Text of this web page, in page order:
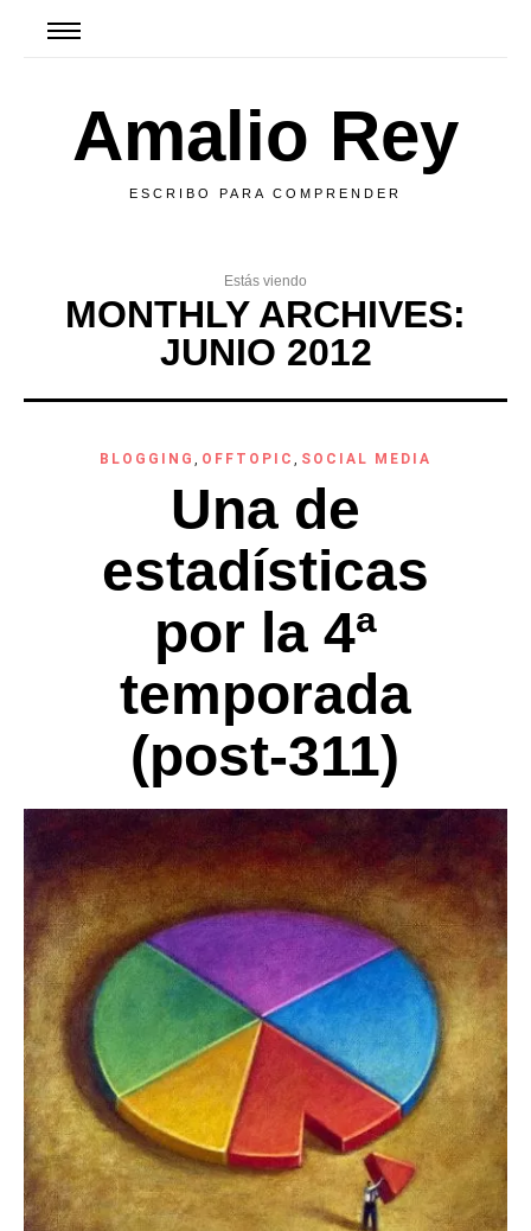
Amalio Rey
ESCRIBO PARA COMPRENDER
Estás viendo
MONTHLY ARCHIVES:
JUNIO 2012
BLOGGING , OFFTOPIC , SOCIAL MEDIA
Una de
estadísticas
por la 4ª
temporada
(post-311)